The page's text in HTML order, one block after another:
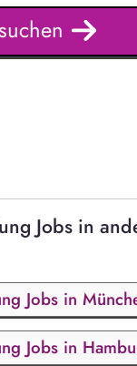
Jobs in
Jobs in
Jobs in